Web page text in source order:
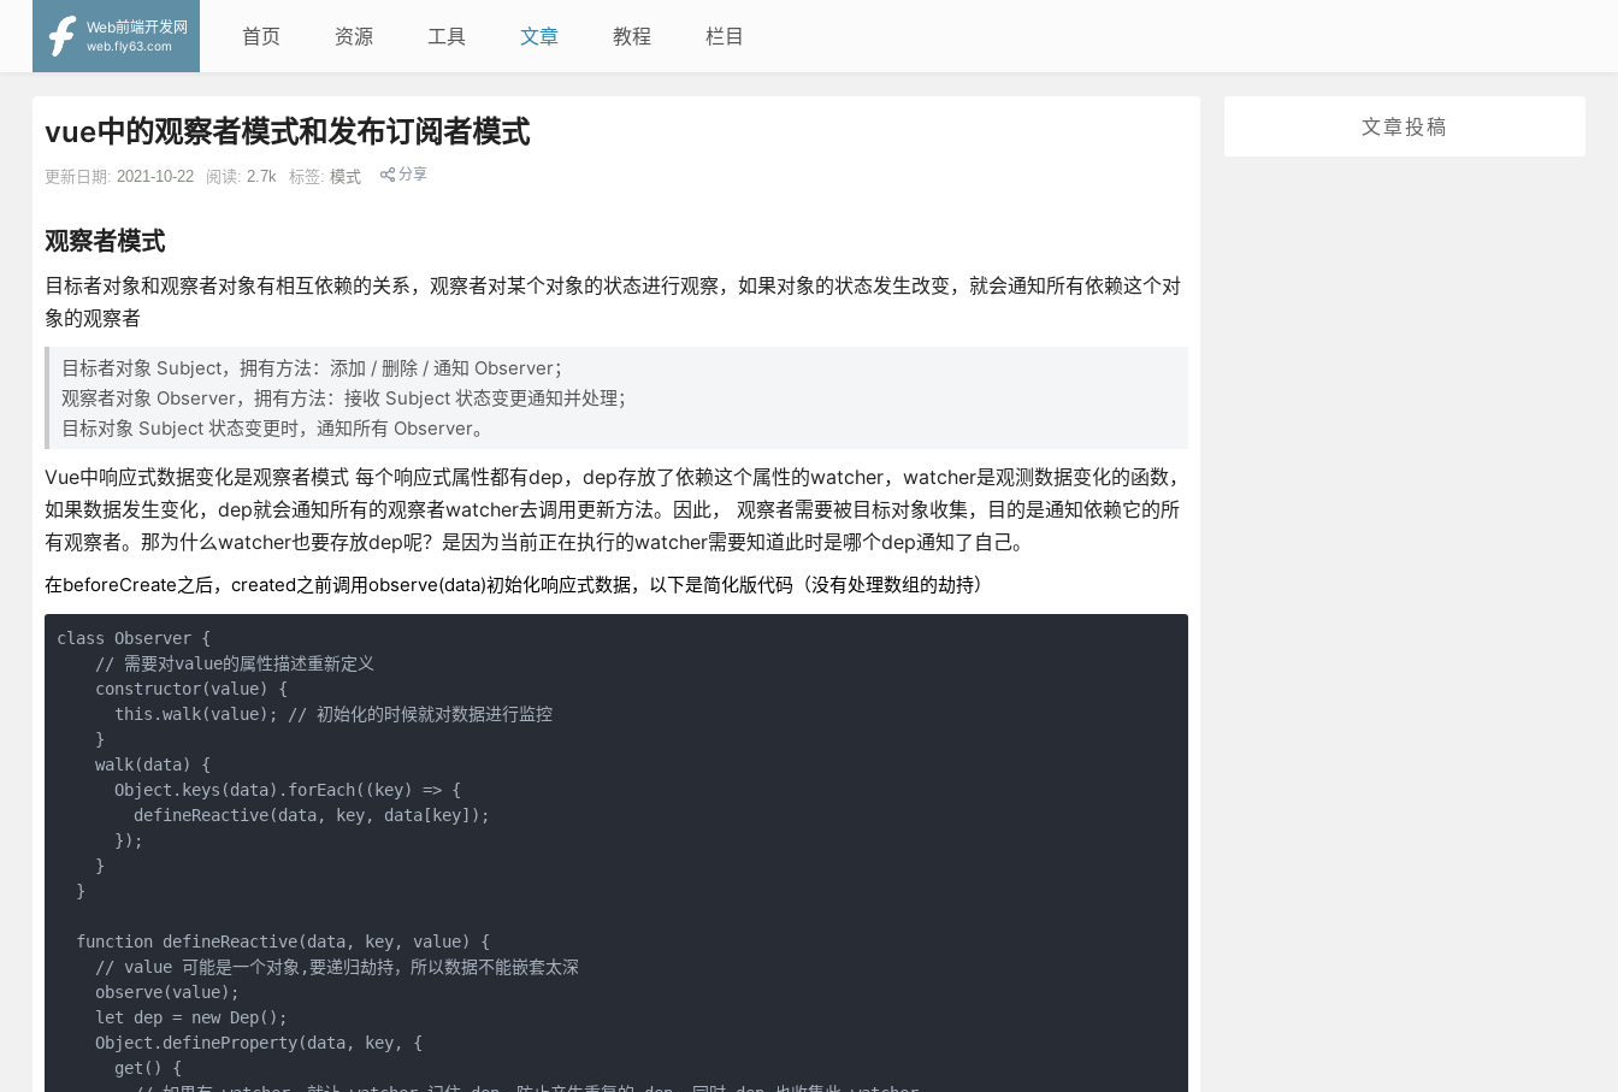
Web前端开发网
web.fly63.com
首页 资源 工具 文章 教程 栏目
文章投稿
vue中的观察者模式和发布订阅者模式
更新日期: 2021-10-22 阅读: 2.7k 标签: 模式 分享
观察者模式
目标者对象和观察者对象有相互依赖的关系，观察者对某个对象的状态进行观察，如果对象的状态发生改变，就会通知所有依赖这个对
象的观察者
目标者对象 Subject，拥有方法：添加 / 删除 / 通知 Observer；
观察者对象 Observer，拥有方法：接收 Subject 状态变更通知并处理；
目标对象 Subject 状态变更时，通知所有 Observer。
Vue中响应式数据变化是观察者模式 每个响应式属性都有dep，dep存放了依赖这个属性的watcher，watcher是观测数据变化的函数，
如果数据发生变化，dep就会通知所有的观察者watcher去调用更新方法。因此， 观察者需要被目标对象收集，目的是通知依赖它的所
有观察者。那为什么watcher也要存放dep呢？是因为当前正在执行的watcher需要知道此时是哪个dep通知了自己。
在beforeCreate之后，created之前调用observe(data)初始化响应式数据，以下是简化版代码（没有处理数组的劫持）
class Observer {
    // 需要对value的属性描述重新定义
    constructor(value) {
      this.walk(value); // 初始化的时候就对数据进行监控
    }
    walk(data) {
      Object.keys(data).forEach((key) => {
        defineReactive(data, key, data[key]);
      });
    }
  }
  function defineReactive(data, key, value) {
    // value 可能是一个对象,要递归劫持，所以数据不能嵌套太深
    observe(value);
    let dep = new Dep();
    Object.defineProperty(data, key, {
      get() {